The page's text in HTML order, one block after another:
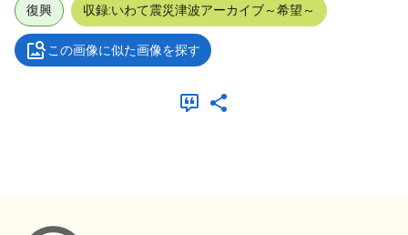
復興 収録:いわて震災津波アーカイブ～希望～
この画像に似た画像を探す